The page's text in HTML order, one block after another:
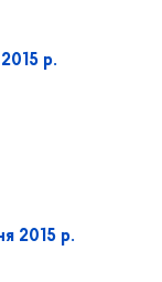
р.
2015 р.